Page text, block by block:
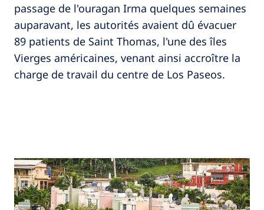
passage de l'ouragan Irma quelques semaines
auparavant, les autorités avaient dû évacuer
89 patients de Saint Thomas, l'une des îles
Vierges américaines, venant ainsi accroître la
charge de travail du centre de Los Paseos.